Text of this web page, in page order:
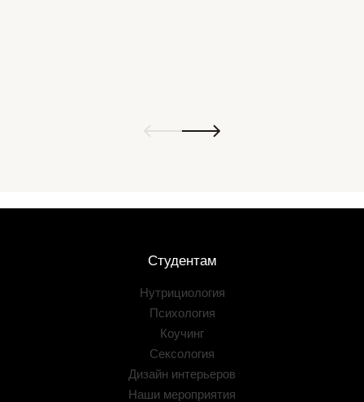
Студентам
Нутрициология
Психология
Коучинг
Сексология
Дизайн интерьеров
Наши мероприятия